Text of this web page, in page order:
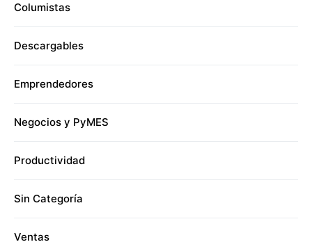
Columistas
Descargables
Emprendedores
Negocios y PyMES
Productividad
Sin Categoría
Ventas